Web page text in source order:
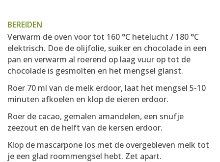
BEREIDEN
Verwarm de oven voor tot 160 °C hetelucht / 180 °C
elektrisch. Doe de olijfolie, suiker en chocolade in een
pan en verwarm al roerend op laag vuur op tot de
chocolade is gesmolten en het mengsel glanst.
Roer 70 ml van de melk erdoor, laat het mengsel 5-10
minuten afkoelen en klop de eieren erdoor.
Roer de cacao, gemalen amandelen, een snufje
zeezout en de helft van de kersen erdoor.
Klop de mascarpone los met de overgebleven melk tot
je een glad roommengsel hebt. Zet apart.